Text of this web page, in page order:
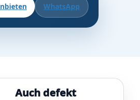
WhatsApp
Auch defekt